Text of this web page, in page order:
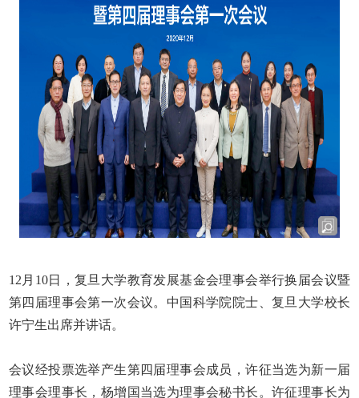
12 月 10日，复旦大学教育发展基金会理事会举行换届会议暨
第四届理事会第一次会议。中国科学院院士、复旦大学校长
许宁生出席并讲话。
会议经投票选举产生第四届理事会成员，许征当选为新一届
理事会理事长，杨增国当选为理事会秘书长。许征理事长为